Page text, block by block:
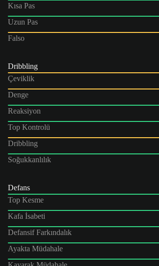
Kısa Pas
Uzun Pas
Falso
Dribbling
Çeviklik
Denge
Reaksiyon
Top Kontrolü
Dribbling
Soğukkanlılık
Defans
Top Kesme
Kafa İsabeti
Defansif Farkındalık
Ayakta Müdahale